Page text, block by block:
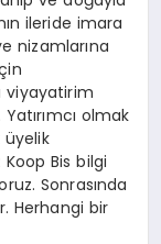
ileride imara
nizamlarına
viyayatirim
olmak
Bis bilgi
Sonrasında
Herhangi bir